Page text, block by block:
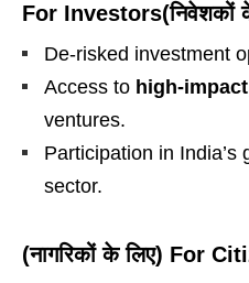
For Investors(निवेशकों
De-risked investment
Access to high-
ventures.
Participation in India’s
sector.
(नागरिकों के लिए) For